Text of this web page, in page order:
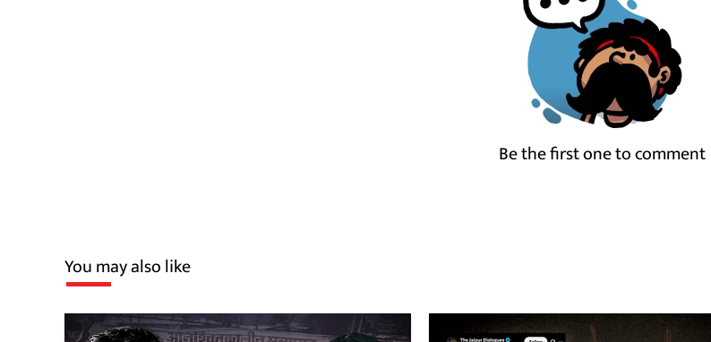
Be the first one to comment
You may also like